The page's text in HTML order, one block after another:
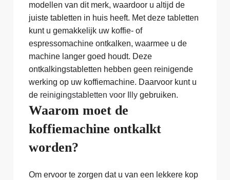
modellen van dit merk, waardoor u altijd de
juiste tabletten in huis heeft. Met deze tabletten
kunt u gemakkelijk uw koffie- of
espressomachine ontkalken, waarmee u de
machine langer goed houdt. Deze
ontkalkingstabletten hebben geen reinigende
werking op uw koffiemachine. Daarvoor kunt u
de reinigingstabletten voor Illy gebruiken.
Waarom moet de
koffiemachine ontkalkt
worden?
Om ervoor te zorgen dat u van een lekkere kop